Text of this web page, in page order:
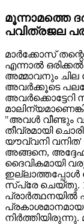
മൂന്നാമത്തെ
പവിത്രജല
മാർക്കോസ്
എന്നാൽ
അമ്മാവനും ചില
അവർക്കൂടെ
"അവൾ വീണ്ടും
തീവ്രമായി
യൗവ്വനി വനിത'
അങ്ങനെ,
ദൈവികമായി
സ്പ്രേ ചെയ്തു.
പ്രാർത്ഥനയിൽ